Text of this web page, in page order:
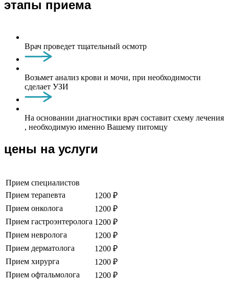
этапы приема
Врач проведет тщательный осмотр
Возьмет анализ крови и мочи, при необходимости
сделает УЗИ
На основании диагностики врач составит схему лечения
, необходимую именно Вашему питомцу
цены на услуги
Прием специалистов
Прием терапевта
1200 ₽
Прием онколога
1200 ₽
Прием гастроэнтеролога 1200 ₽
Прием невролога
1200 ₽
Прием дерматолога
1200 ₽
Прием хирурга
1200 ₽
Прием офтальмолога
1200 ₽